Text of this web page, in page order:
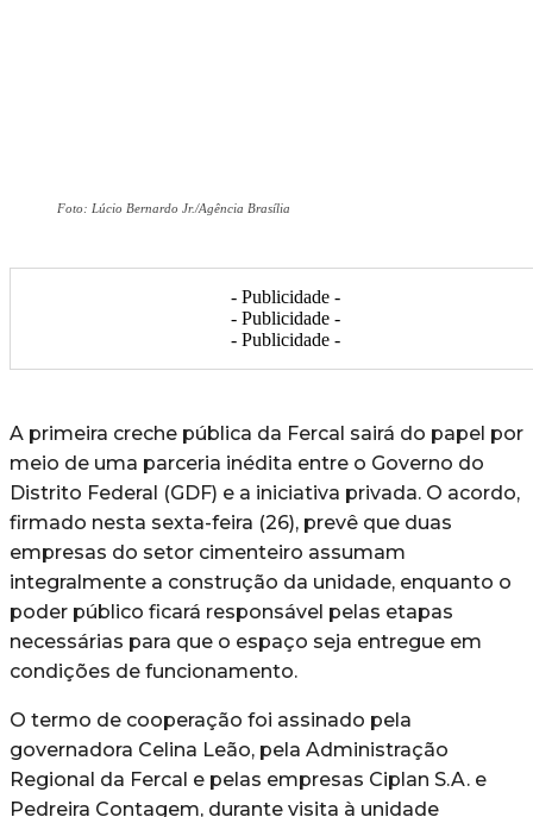
Foto: Lúcio Bernardo Jr./Agência Brasília
- Publicidade -
- Publicidade -
- Publicidade -
A primeira creche pública da Fercal sairá do papel por
meio de uma parceria inédita entre o Governo do
Distrito Federal (GDF) e a iniciativa privada. O acordo,
firmado nesta sexta-feira (26), prevê que duas
empresas do setor cimenteiro assumam
integralmente a construção da unidade, enquanto o
poder público ficará responsável pelas etapas
necessárias para que o espaço seja entregue em
condições de funcionamento.
O termo de cooperação foi assinado pela
governadora Celina Leão, pela Administração
Regional da Fercal e pelas empresas Ciplan S.A. e
Pedreira Contagem, durante visita à unidade